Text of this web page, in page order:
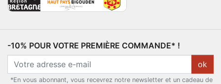
-10% POUR VOTRE PREMIÈRE COMMANDE* !
ok
*En vous abonnant, vous recevrez notre newsletter et un cadeau de